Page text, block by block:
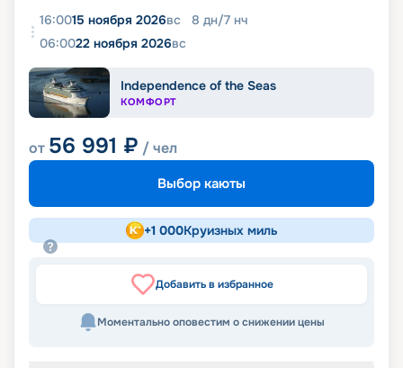
16:0015 ноября 2026вс 8 дн/7 нч
06:0022 ноября 2026вс
Independence of the Seas
КОМФОРТ
от 56 991 ₽ / чел
Выбор каюты
+1 000Круизных миль
Добавить в избранное
Моментально оповестим о снижении цены